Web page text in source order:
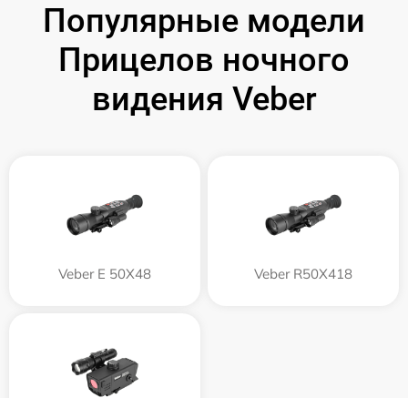
Популярные модели
Прицелов ночного
видения Veber
Veber E 50X48 Veber R50X418